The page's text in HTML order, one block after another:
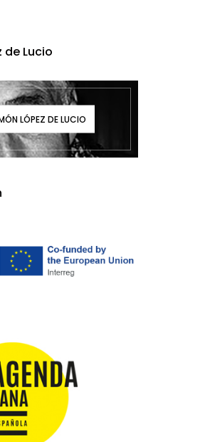
de Lucio
LÓPEZ DE LUCIO